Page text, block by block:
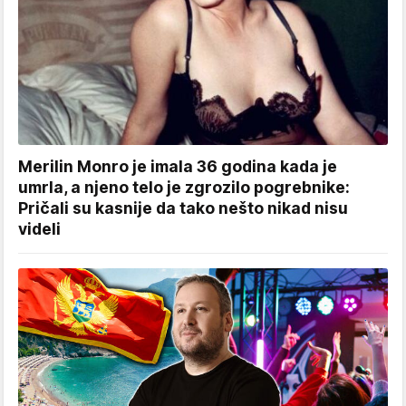
Merilin Monro je imala 36 godina kada je
umrla, a njeno telo je zgrozilo pogrebnike:
Pričali su kasnije da tako nešto nikad nisu
videli